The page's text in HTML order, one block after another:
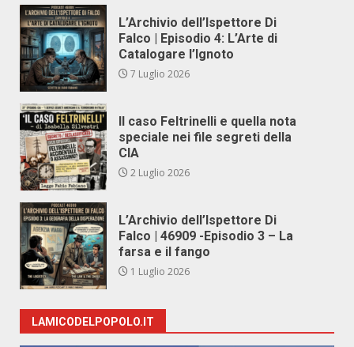
L’Archivio dell’Ispettore Di
Falco | Episodio 4: L’Arte di
Catalogare l’Ignoto
7 Luglio 2026
Il caso Feltrinelli e quella nota
speciale nei file segreti della
CIA
2 Luglio 2026
L’Archivio dell’Ispettore Di
Falco | 46909 -Episodio 3 – La
farsa e il fango
1 Luglio 2026
LAMICODELPOPOLO.IT